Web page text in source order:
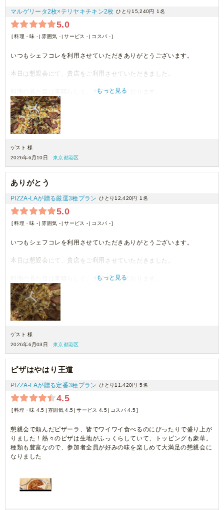
マルゲリータ2枚×テリヤキチキン2枚 ひとり15,240円 1名
5.0
料理・味 - 雰囲気 - サービス - コスパ -
いつもシェフコレを利用させていただきありがとうございます。
本日は懇親会にて、貴店をご利用させていただきました。
料理の見た目は素晴らしく、大変満足しております。
機会がございましたら、ぜひご利用させていただきます。
もっと見る
ゲスト 様
2026年6月10日
東京都港区
ありがとう
PIZZA-LAが贈る厳選3種プラン ひとり12,420円 1名
5.0
料理・味 - 雰囲気 - サービス - コスパ -
いつもシェフコレを利用させていただきありがとうございます。
本日は懇親会にて、貴店をご利用させていただきました。
料理の見た目は素晴らしく、大変満足しております。
機会がございましたら、ぜひご利用させていただきます。
もっと見る
ゲスト 様
2026年6月03日
東京都港区
ピザはやはり王道
PIZZA-LAが贈る定番3種プラン ひとり11,420円 5名
4.5
料理・味 4.5 雰囲気 4.5 サービス 4.5 コスパ 4.5
懇親会で頼んだピザーラ、皆でワイワイ食べるのにぴったりで盛り上が
りました！熱々のピザは生地がふっくらしていて、トッピングも豪華。
種類も豊富なので、参加者全員が好みの味を楽しめて大満足の懇親会に
なりました